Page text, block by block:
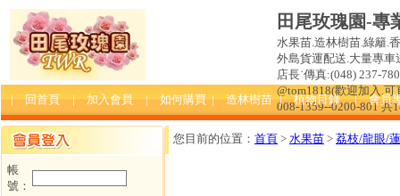
田尾玫瑰園-專
水果苗.造林樹苗.綠籬.
外島貨運配送.大量專車
店長˙傳真:(048) 237-
@tom1818(歡迎加入.
008-1359--0200-801 共
| 回首頁 | 加入會員 | 如何購買 | 造林樹苗 | 植物目錄 | 會員
帳
號：
您目前的位置： 首頁 > 水果苗 > 荔枝/龍眼/